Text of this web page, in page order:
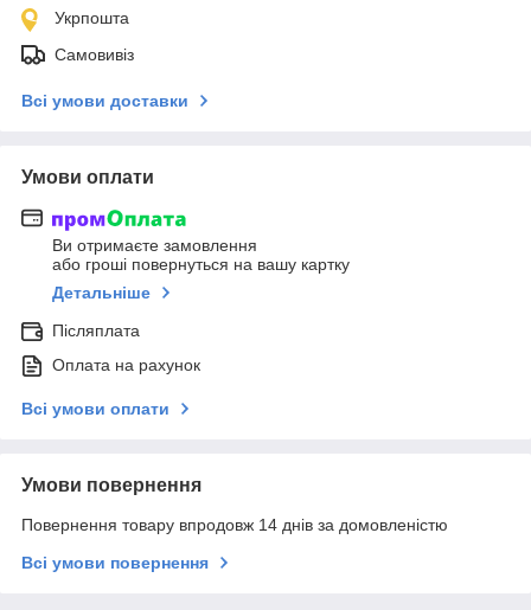
Укрпошта
Самовивіз
Всі умови доставки
Умови оплати
Ви отримаєте замовлення
або гроші повернуться на вашу картку
Детальніше
Післяплата
Оплата на рахунок
Всі умови оплати
Умови повернення
Повернення товару впродовж 14 днів за домовленістю
Всі умови повернення